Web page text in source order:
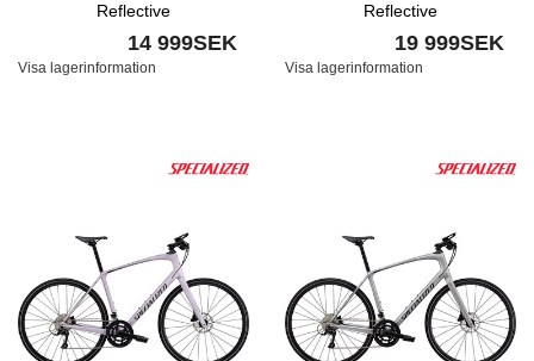
Reflective
14 999SEK
Visa lagerinformation
Reflective
19 999SEK
Visa lagerinformation